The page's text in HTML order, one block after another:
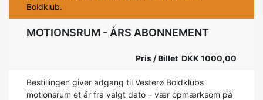
Boldklub.
MOTIONSRUM - ÅRS ABONNEMENT
Pris / Billet DKK 1000,00
Bestillingen giver adgang til Vesterø Boldklubs
motionsrum et år fra valgt dato – vær opmærksom på